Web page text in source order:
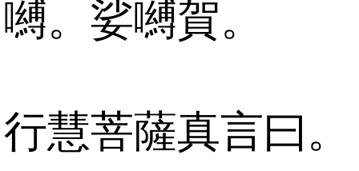
嚩。娑嚩賀。
行慧菩薩真言曰。